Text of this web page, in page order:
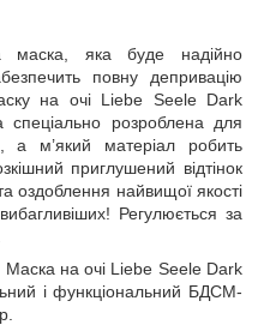
маска, яка буде надійно
повну депривацію
на очі Liebe Seele Dark
розроблена для
а м’який матеріал робить
приглушений відтінок
оздоблення найвищої якості
Регулюється за
Маска на очі Liebe Seele Dark
і функціональний БДСМ-